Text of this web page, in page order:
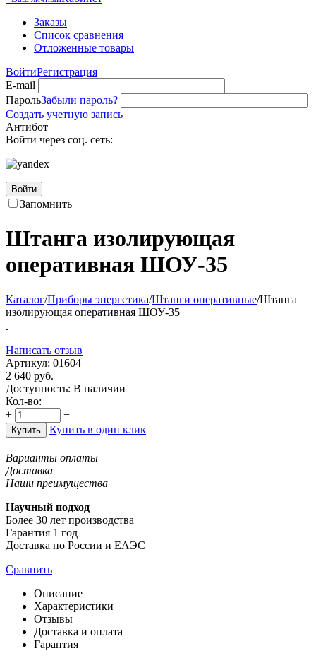
Заказы
Список сравнения
Отложенные товары
ВойтиРегистрация
E-mail
ПарольЗабыли пароль?
Создать учетную запись
Антибот
Войти через соц. сеть:
Войти
Запомнить
Штанга изолирующая
оперативная ШОУ-35
Каталог/Приборы энергетика/Штанги оперативные/Штанга
изолирующая оперативная ШОУ-35
Написать отзыв
Артикул: 01604
2 640 руб.
Доступность: В наличии
Кол-во:
+
−
Купить Купить в один клик
Варианты оплаты
Доставка
Наши преимущества
Научный подход
Более 30 лет производства
Гарантия 1 год
Доставка по России и ЕАЭС
Сравнить
Описание
Характеристики
Отзывы
Доставка и оплата
Гарантия